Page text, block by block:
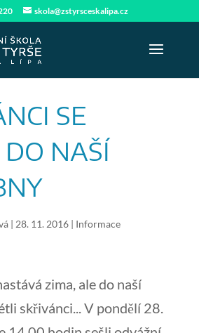
skola@zstyrsceskalipa.cz
SE
NAŠÍ
| 28. 11. 2016| Informace
zima, ale do naší
skřivánci... V pondělí 28.